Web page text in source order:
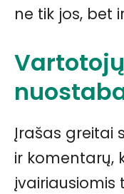
ne tik jos, bet
Įrašas greitai
ir komentarų,
įvairiausiomis